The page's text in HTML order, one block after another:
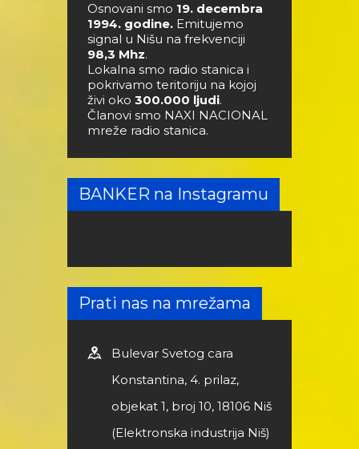
Osnovani smo 19. decembra
1994. godine. Emitujemo
signal u Nišu na frekvenciji
98,3 Mhz.
Lokalna smo radio stanica i
pokrivamo teritoriju na kojoj
živi oko 300.000 ljudi.
Članovi smo NAXI NACIONAL
mreže radio stanica.
BANKER na Instagramu
Prati nas na mrežama
Bulevar Svetog cara
Konstantina, 4. prilaz,
objekat 1, broj 10, 18106 Niš
(Elektronska industrija Niš)